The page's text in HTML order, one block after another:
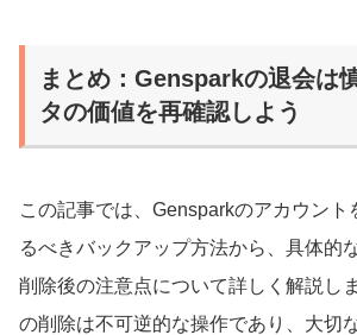
まとめ：Gensparkの退会は
タの価値を再確認しよう
この記事では、Gensparkのアカウント
るべきバックアップ方法から、具体的
削除後の注意点について詳しく解説し
の削除は不可逆的な操作であり、大切